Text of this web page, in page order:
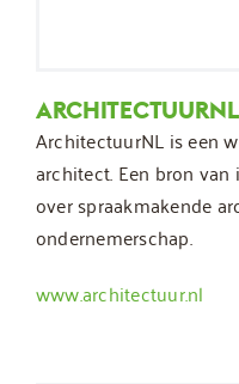
ARCHITECTUURNL
ArchitectuurNL is een
architect. Een bron
over spraakmakende
ondernemerschap.
www.architectuur.nl